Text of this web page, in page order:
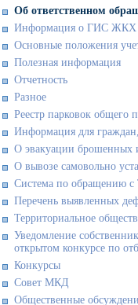
Об ответственном
Информация о ГИС ЖКХ
Основные положения
Полезная информация
Отчетность
Разное
Реестр парковок общего
Информация для
О эвакуации брошенных
О вывозе самовольно
Cистема по обращению
Перечень выявленных
Территориальное
Уведомление
открытом конкурсе по
Конкурсы
Совет МКД
Общественные